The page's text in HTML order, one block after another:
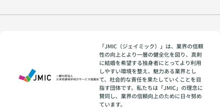
「JMIC（ジェイミック）」は、業界の信頼
性の向上とより一層の健全化を図り、真剣
に結婚を希望する独身者にとってより利用
しやすい環境を整え、魅力ある業界とし
て、社会的な責任を果たしていくことを目
指す団体です。私たちは「JMIC」の理念に
賛同し、業界の信頼向上のために日々努め
ています。